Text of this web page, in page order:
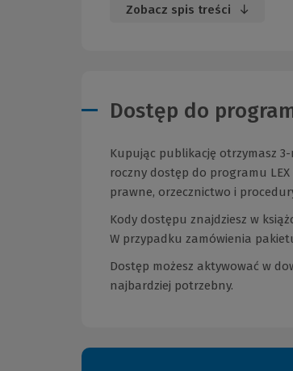
Zobacz spis treści
Dostęp do
Kupując publikację otrzymasz
roczny dostęp do programu
prawne, orzecznictwo i
Kody dostępu znajdziesz w
W przypadku zamówienia
Dostęp możesz aktywować w
najbardziej potrzebny.